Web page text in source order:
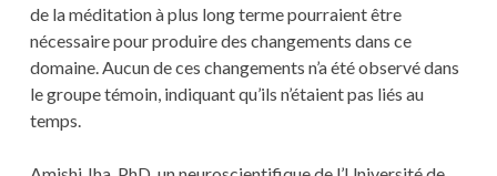
de la méditation à plus long terme pourraient être
nécessaire pour produire des changements dans ce
domaine. Aucun de ces changements n’a été observé dans
le groupe témoin, indiquant qu’ils n’étaient pas liés au
temps.